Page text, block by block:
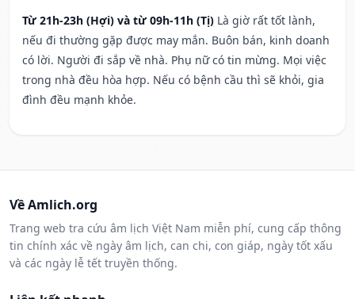
Từ 21h-23h (Hợi) và từ 09h-11h (Tị) Là giờ rất tốt lành,
nếu đi thường gặp được may mắn. Buôn bán, kinh doanh
có lời. Người đi sắp về nhà. Phụ nữ có tin mừng. Mọi việc
trong nhà đều hòa hợp. Nếu có bệnh cầu thì sẽ khỏi, gia
đình đều mạnh khỏe.
Về Amlich.org
Trang web tra cứu âm lịch Việt Nam miễn phí, cung cấp thông
tin chính xác về ngày âm lịch, can chi, con giáp, ngày tốt xấu
và các ngày lễ tết truyền thống.